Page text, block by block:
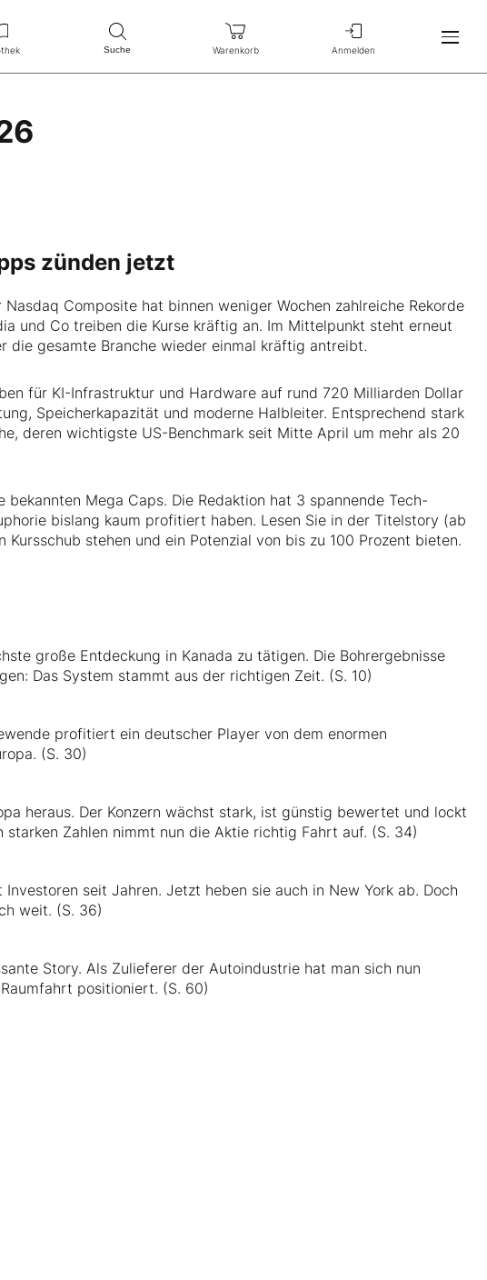
Suche Warenkorb Anmelden
zünden jetzt
Composite hat binnen weniger Wochen zahlreiche Rekorde
und Co treiben die Kurse kräftig an. Im Mittelpunkt steht erneut
die gesamte Branche wieder einmal kräftig antreibt.
für KI-Infrastruktur und Hardware auf rund 720 Milliarden Dollar
Speicherkapazität und moderne Halbleiter. Entsprechend stark
deren wichtigste US-Benchmark seit Mitte April um mehr als 20
bekannten Mega Caps. Die Redaktion hat 3 spannende Tech-
bislang kaum profitiert haben. Lesen Sie in der Titelstory (ab
stehen und ein Potenzial von bis zu 100 Prozent bieten.
große Entdeckung in Kanada zu tätigen. Die Bohrergebnisse
Das System stammt aus der richtigen Zeit. (S. 10)
profitiert ein deutscher Player von dem enormen
(S. 30)
heraus. Der Konzern wächst stark, ist günstig bewertet und lockt
Zahlen nimmt nun die Aktie richtig Fahrt auf. (S. 34)
seit Jahren. Jetzt heben sie auch in New York ab. Doch
weit. (S. 36)
Story. Als Zulieferer der Autoindustrie hat man sich nun
positioniert. (S. 60)